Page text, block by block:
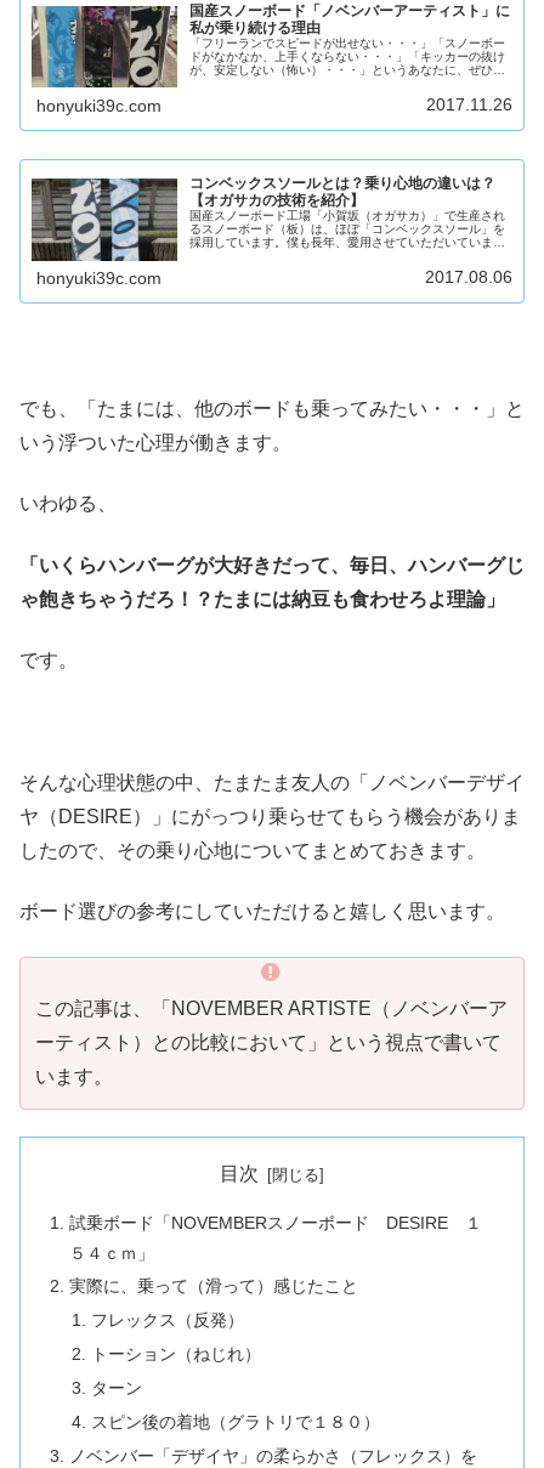
国産スノーボード「ノベンバーアーティスト」に
私が乗り続ける理由
「フリーランでスピードが出せない・・・」「スノーボー
ドがなかなか、上手くならない・・・」「キッカーの抜け
が、安定しない（怖い）・・・」というあなたに、ぜひ、
介しております。クオリティーを超えた理由があります。
honyuki39c.com 2017.11.26
コンベックスソールとは？乗り心地の違いは？
【オガサカの技術を紹介】
国産スノーボード工場「小賀坂（オガサカ）」で生産され
るスノーボード（板）は、ほぼ「コンベックスソール」を
採用しています。僕も長年、愛用させていただいています
honyuki39c.com 2017.08.06
でも、「たまには、他のボードも乗ってみたい・・・」と
いう浮ついた心理が働きます。
いわゆる、
「いくらハンバーグが大好きだって、毎日、ハンバーグじ
ゃ飽きちゃうだろ！？たまには納豆も食わせろよ理論」
です。
そんな心理状態の中、たまたま友人の「ノベンバーデザイ
ヤ（DESIRE）」にがっつり乗らせてもらう機会がありま
したので、その乗り心地についてまとめておきます。
ボード選びの参考にしていただけると嬉しく思います。
この記事は、「NOVEMBER ARTISTE（ノベンバーア
ーティスト）との比較において」という視点で書いて
います。
目次
試乗ボード「NOVEMBERスノーボード DESIRE １
５４ｃｍ」
実際に、乗って（滑って）感じたこと
フレックス（反発）
トーション（ねじれ）
ターン
スピン後の着地（グラトリで１８０）
ノベンバー「デザイヤ」の柔らかさ（フレックス）を